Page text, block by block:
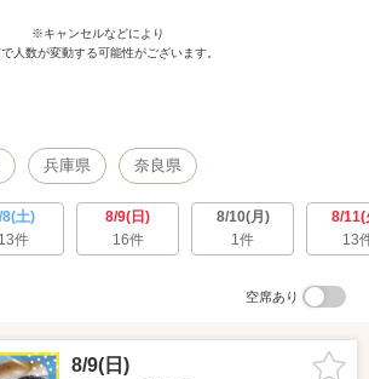
※キャンセルなどにより
人数が変動する可能性がございます。
兵庫県 奈良県
8(土)
13件
8/9(日)
16件
8/10(月)
1件
8/11(
13
空席あり
8/9(日)